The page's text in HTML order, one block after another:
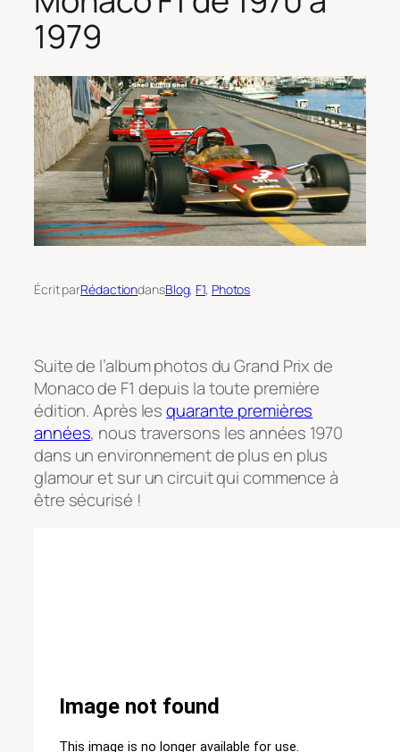
1979
Écrit parRédactiondansBlog, F1, Photos
Suite de l’album photos du Grand Prix de
Monaco de F1 depuis la toute première
édition. Après lesquarante premières
années, nous traversons les années 1970
dans un environnement de plus en plus
glamour et sur un circuit qui commence à
être sécurisé !